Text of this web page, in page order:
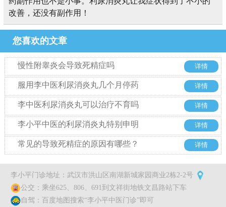
改善，还没有副作用！
您喜欢的文章
慢性附睾炎会导致死精症吗 详情
服用李中医利尿消炎丸几个月停药 详情
李中医利尿消炎丸可以治疗不育吗 详情
李小平中医的利尿消炎丸特别申明 详情
常见的导致死精症的原因有哪些？ 详情
李小平门诊地址：武汉市洪山区南湖新城家园商业2栋2-2号
公交：乘坐625、806、691到文祥街地铁文昌路站下车
自驾：百度地图搜索“李小平中医门诊”即可